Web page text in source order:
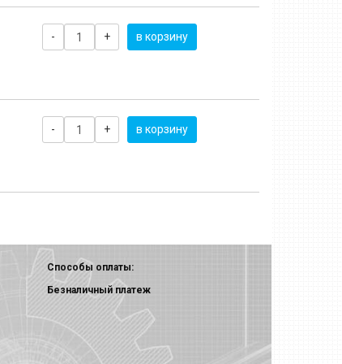
- + в корзину
- + в корзину
Способы оплаты:
Безналичный платеж